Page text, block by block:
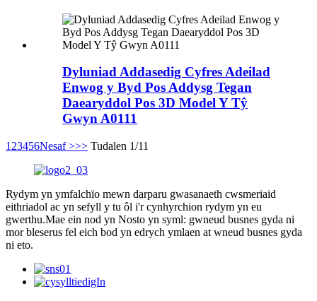
Dyluniad Addasedig Cyfres Adeilad
Enwog y Byd Pos Addysg Tegan
Daearyddol Pos 3D Model Y Tŷ
Gwyn A0111
1 23456Nesaf >>> Tudalen 1/11
Rydym yn ymfalchïo mewn darparu gwasanaeth cwsmeriaid
eithriadol ac yn sefyll y tu ôl i'r cynhyrchion rydym yn eu
gwerthu.Mae ein nod yn Nosto yn syml: gwneud busnes gyda ni
mor bleserus fel eich bod yn edrych ymlaen at wneud busnes gyda
ni eto.